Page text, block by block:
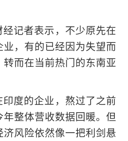
记者表示，不少原先在
，有的已经因为失望而
而在当前热门的东南亚
度的企业，熬过了之前
整体营收数据回暖。但
风险依然像一把利剑悬